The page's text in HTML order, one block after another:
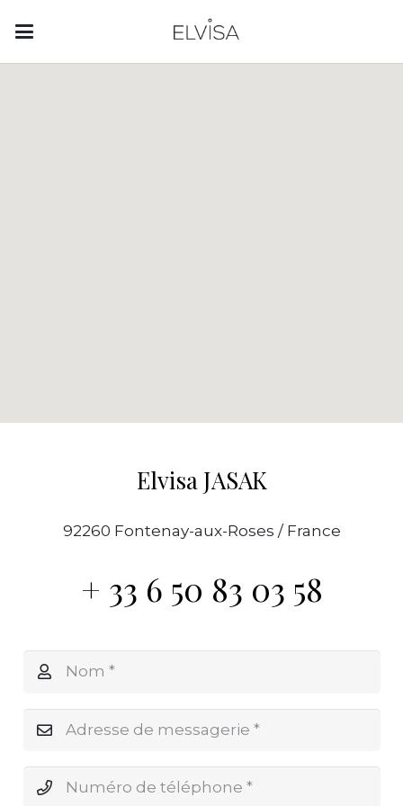
Elvisa JASAK
92260 Fontenay-aux-Roses / France
+ 33 6 50 83 03 58